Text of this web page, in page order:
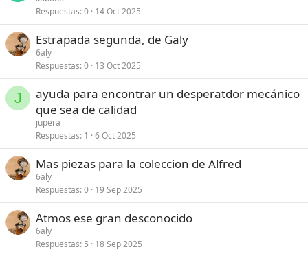
Respuestas 0 14 Oct 2025
Estrapada segunda, de Galy
6aly
Respuestas 0 13 Oct 2025
J
ayuda para encontrar un desperatdor mecánico
que sea de calidad
jupera
Respuestas 1 6 Oct 2025
Mas piezas para la coleccion de Alfred
6aly
Respuestas 0 19 Sep 2025
Atmos ese gran desconocido
6aly
Respuestas 5 18 Sep 2025